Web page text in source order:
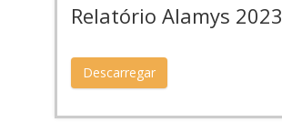
Relatório Alamys 2023
Descarregar